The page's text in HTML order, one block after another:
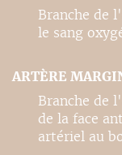
Branche de
le sang
ARTÈRE
Branche de
de la face
artériel au